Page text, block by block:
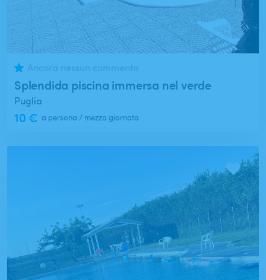
Splendida piscina immersa nel verde
Puglia
10 € a persona / mezza giornata